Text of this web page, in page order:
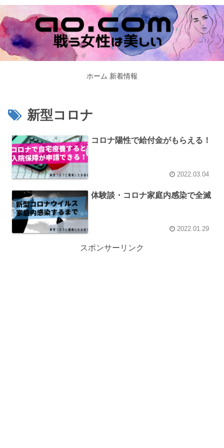
ホーム 新着情報
新型コロナ
コロナ陽性で給付金がもらえる！
2022.03.04
体験談・コロナ家庭内感染で全滅
2022.01.29
スポンサーリンク